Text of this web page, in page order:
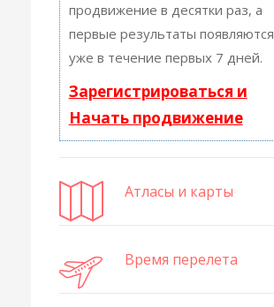
продвижение в десятки раз, а
первые результаты появляются
уже в течение первых 7 дней.
Зарегистрироваться и
Начать продвижение
Атласы и карты
Время перелета